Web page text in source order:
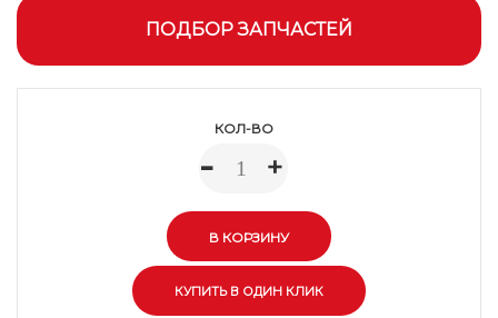
ПОДБОР ЗАПЧАСТЕЙ
КОЛ-ВО
- +